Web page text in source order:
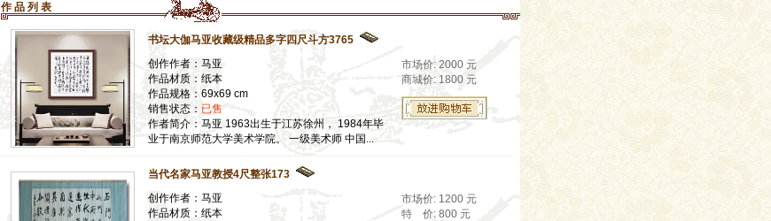
作 品 列 表
书坛大伽马亚收藏级精品多字四尺斗方3765
创作作者：马亚
作品材质：纸本
作品规格：69x69 cm
销售状态： 已售
作者简介：马亚 1963出生于江苏徐州， 1984年毕
业于南京师范大学美术学院。 一级美术师 中国...
市场价: 2000 元
商城价: 1800 元
当代名家马亚教授4尺整张173
创作作者：马亚
作品材质：纸本
市场价: 1200 元
特 价: 800 元